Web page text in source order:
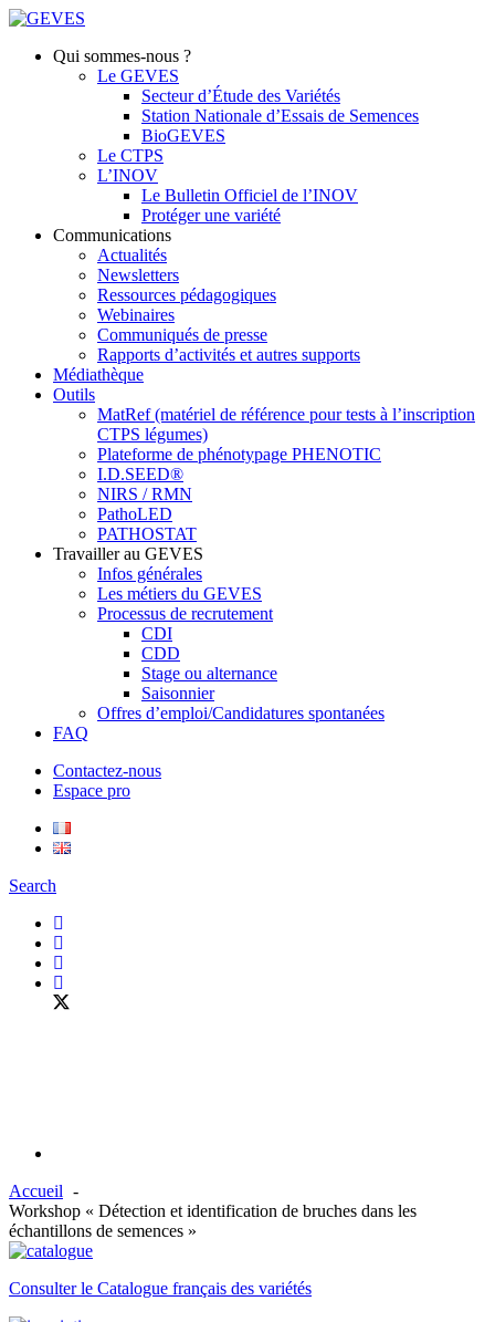
Qui sommes-nous ?
Le GEVES
Secteur d’Étude des Variétés
Station Nationale d’Essais de Semences
BioGEVES
Le CTPS
L’INOV
Le Bulletin Officiel de l’INOV
Protéger une variété
Communications
Actualités
Newsletters
Ressources pédagogiques
Webinaires
Communiqués de presse
Rapports d’activités et autres supports
Médiathèque
Outils
MatRef (matériel de référence pour tests à l’inscription
CTPS légumes)
Plateforme de phénotypage PHENOTIC
I.D.SEED®
NIRS / RMN
PathoLED
PATHOSTAT
Travailler au GEVES
Infos générales
Les métiers du GEVES
Processus de recrutement
CDI
CDD
Stage ou alternance
Saisonnier
Offres d’emploi/Candidatures spontanées
FAQ
Contactez-nous
Espace pro
Search
Accueil
Workshop « Détection et identification de bruches dans les
échantillons de semences »
Consulter le Catalogue français des variétés